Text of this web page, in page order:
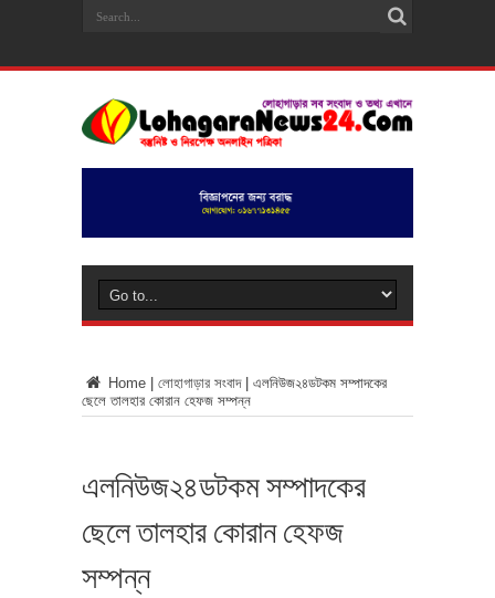
Home | লোহাগাড়ার সংবাদ | এলনিউজ২৪ডটকম সম্পাদকের
ছেলে তালহার কোরান হেফজ সম্পন্ন
এলনিউজ২৪ডটকম সম্পাদকের
ছেলে তালহার কোরান হেফজ
সম্পন্ন